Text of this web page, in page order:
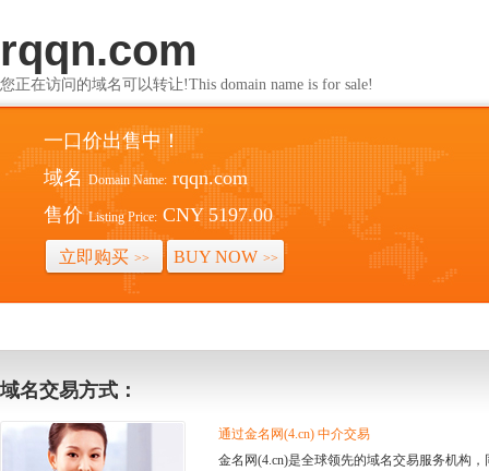
rqqn.com
您正在访问的域名可以转让!This domain name is for sale!
一口价出售中！
域名 Domain Name: rqqn.com
售价 Listing Price: CNY 5197.00
立即购买 >> BUY NOW >>
域名交易方式：
通过金名网(4.cn) 中介交易
金名网(4.cn)是全球领先的域名交易服务机构